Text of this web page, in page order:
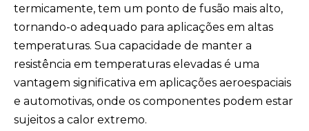
termicamente, tem um ponto de fusão mais alto,
tornando-o adequado para aplicações em altas
temperaturas. Sua capacidade de manter a
resistência em temperaturas elevadas é uma
vantagem significativa em aplicações aeroespaciais
e automotivas, onde os componentes podem estar
sujeitos a calor extremo.